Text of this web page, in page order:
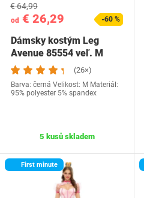
od € 26,29
€ 64,99
-60 %
Dámsky kostým Leg
Avenue 85554 veľ. M
(26×)
Barva: černá Velikost: M Materiál:
95% polyester 5% spandex
5 kusů skladem
First minute